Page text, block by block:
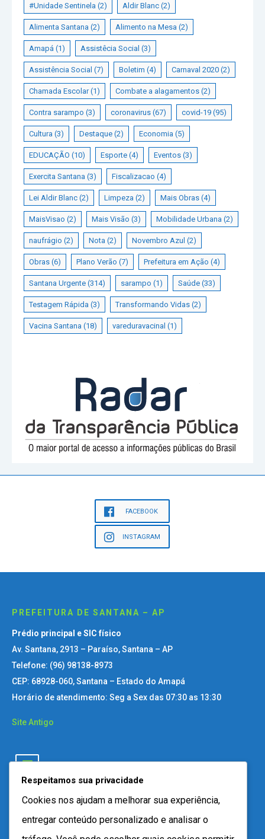
#Unidade Sentinela (2) Aldir Blanc (2)
Alimenta Santana (2) Alimento na Mesa (2)
Amapá (1) Assistêcia Social (3)
Assistência Social (7) Boletim (4) Carnaval 2020 (2)
Chamada Escolar(1) Combate a alagamentos (2)
Contra sarampo (3) coronavirus (67) covid-19 (95)
Cultura (3) Destaque (2) Economia (5)
EDUCAÇÃO (10) Esporte (4) Eventos (3)
Exercita Santana (3) Fiscalizacao (4)
Lei Aldir Blanc (2) Limpeza (2) Mais Obras (4)
MaisVisao (2) Mais Visão (3) Mobilidade Urbana (2)
naufrágio (2) Nota (2) Novembro Azul (2)
Obras (6) Plano Verão (7) Prefeitura em Ação (4)
Santana Urgente (314) sarampo (1) Saúde (33)
Testagem Rápida (3) Transformando Vidas (2)
Vacina Santana (18) vareduravacinal (1)
FACEBOOK
INSTAGRAM
PREFEITURA DE SANTANA – AP
Prédio principal e SIC físico
Av. Santana, 2913 – Paraíso, Santana – AP
Telefone: (96) 98138-8973
CEP: 68928-060, Santana – Estado do Amapá
Horário de atendimento: Seg a Sex das 07:30 as 13:30
Site Antigo
Respeitamos sua privacidade
Cookies nos ajudam a melhorar sua experiência,
entregar conteúdo personalizado e analisar o